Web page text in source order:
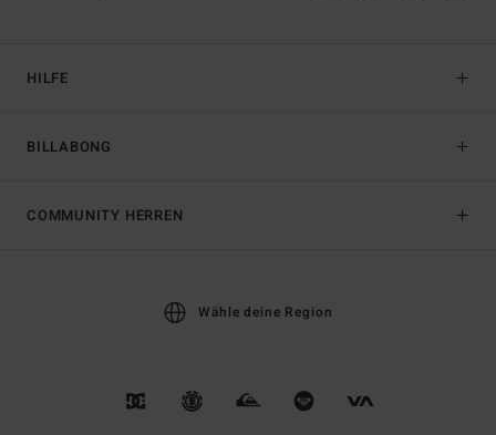
HILFE
BILLABONG
COMMUNITY HERREN
Wähle deine Region